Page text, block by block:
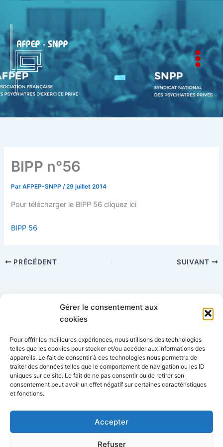
Gérer le consentement aux
cookies
Pour offrir les meilleures expériences, nous utilisons des technologies
telles que les cookies pour stocker et/ou accéder aux informations des
appareils. Le fait de consentir à ces technologies nous permettra de
traiter des données telles que le comportement de navigation ou les ID
uniques sur ce site. Le fait de ne pas consentir ou de retirer son
consentement peut avoir un effet négatif sur certaines caractéristiques
et fonctions.
Accepter
Refuser
contenu
AFPEP-SNPP
BIPP n°56
ParAFPEP-SNPP/29 juillet 2014
Pour télécharger le BIPP 56 cliquez ici
BIPP 56
PRÉCÉDENT SUIVANT
AFPEP-SNPP - 34 rue Lafitte, 75009 Paris 06 77 68 62 56
- info@afpep-snpp.org